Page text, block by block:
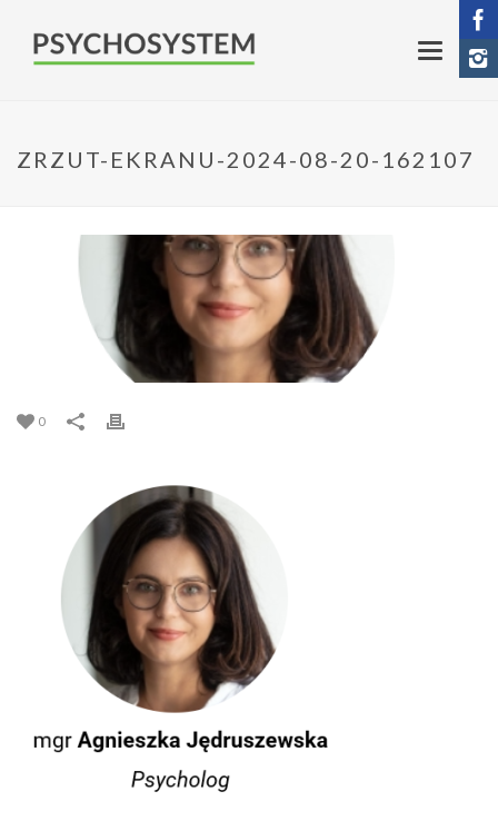
ZRZUT-EKRANU-2024-08-20-162107
0